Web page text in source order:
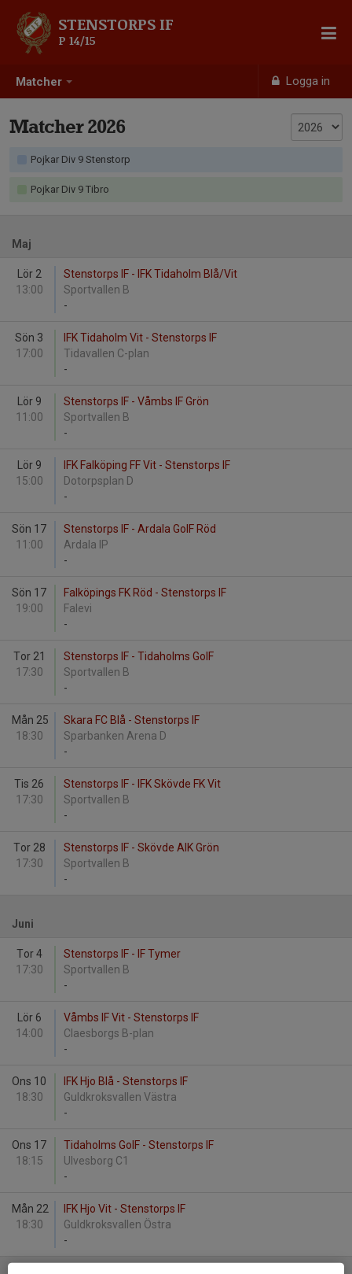
Matcher Logga in
STENSTORPS IF
P 14/15
Matcher 2026
Pojkar Div 9 Stenstorp
Pojkar Div 9 Tibro
Maj
Lör 2
13:00
Stenstorps IF - IFK Tidaholm Blå/Vit
Sportvallen B
-
Sön 3
17:00
IFK Tidaholm Vit - Stenstorps IF
Tidavallen C-plan
-
Lör 9
11:00
Stenstorps IF - Våmbs IF Grön
Sportvallen B
-
Lör 9
15:00
IFK Falköping FF Vit - Stenstorps IF
Dotorpsplan D
-
Sön 17
11:00
Stenstorps IF - Ardala GoIF Röd
Ardala IP
-
Sön 17
19:00
Falköpings FK Röd - Stenstorps IF
Falevi
-
Tor 21
17:30
Stenstorps IF - Tidaholms GoIF
Sportvallen B
-
Mån 25
18:30
Skara FC Blå - Stenstorps IF
Sparbanken Arena D
-
Tis 26
17:30
Stenstorps IF - IFK Skövde FK Vit
Sportvallen B
-
Tor 28
17:30
Stenstorps IF - Skövde AIK Grön
Sportvallen B
-
Juni
Tor 4
17:30
Stenstorps IF - IF Tymer
Sportvallen B
-
Lör 6
14:00
Våmbs IF Vit - Stenstorps IF
Claesborgs B-plan
-
Ons 10
18:30
IFK Hjo Blå - Stenstorps IF
Guldkroksvallen Västra
-
Ons 17
18:15
Tidaholms GoIF - Stenstorps IF
Ulvesborg C1
-
Mån 22
18:30
IFK Hjo Vit - Stenstorps IF
Guldkroksvallen Östra
-